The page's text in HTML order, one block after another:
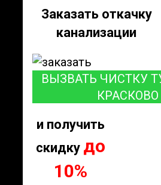
Заказать откачку
канализации
ВЫЗВАТЬ ЧИСТКУ
КРАСКОВО
и получить
скидку до
10%